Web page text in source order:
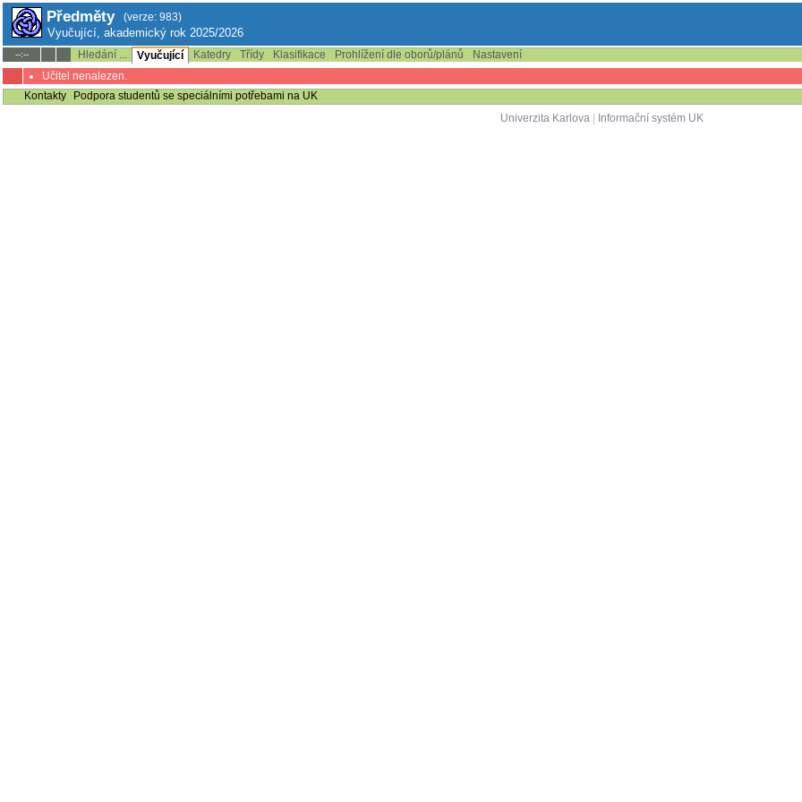
Předměty (verze: 983)
Vyučující, akademický rok 2025/2026
--:-- Hledání ... Vyučující Katedry Třídy Klasifikace Prohlížení dle oborů/plánů
Nastavení
Učitel nenalezen.
Kontakty
Podpora studentů se speciálními potřebami na UK
Univerzita Karlova| Informační systém UK